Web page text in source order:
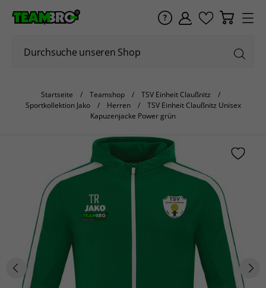
Startseite Teamshop
TSV Einheit Claußnitz
Sportkollektion Jako
Herren
TSV Einheit Claußnitz Unisex
Kapuzenjacke Power grün